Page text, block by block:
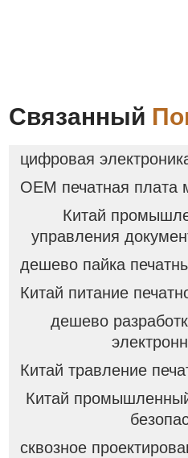
Связанный
цифровая
OEM печатная плата
Китай
управления
дешево пайка
Китай питание
дешево
Китай травление
Китай
сквозное